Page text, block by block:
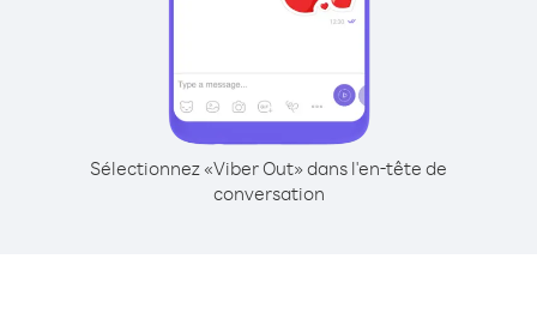
Sélectionnez «Viber Out» dans l'en-tête de
conversation